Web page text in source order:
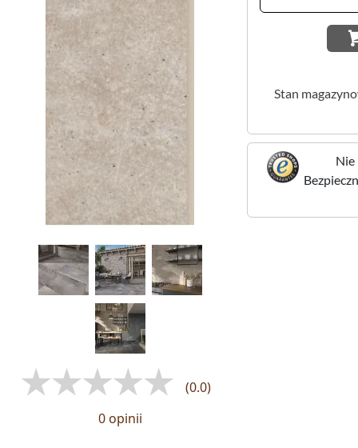
(0.0)
0 opinii
Stan
Nie